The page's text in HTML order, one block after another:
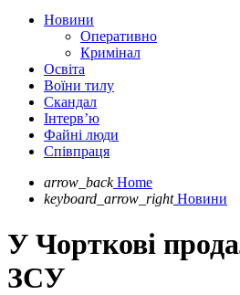
Новини
Оперативно
Кримінал
Освіта
Воїни тилу
Скандал
Інтерв’ю
Файні люди
Співпраця
arrow_back Home
keyboard_arrow_right Новини
У Чорткові
ЗСУ